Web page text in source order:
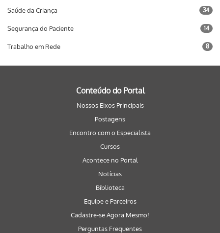
Saúde da Criança 34
Segurança do Paciente 14
Trabalho em Rede 8
Conteúdo do Portal
Nossos Eixos Principais
Postagens
Encontro com o Especialista
Cursos
Acontece no Portal
Notícias
Biblioteca
Equipe e Parceiros
Cadastre-se Agora Mesmo!
Perguntas Frequentes